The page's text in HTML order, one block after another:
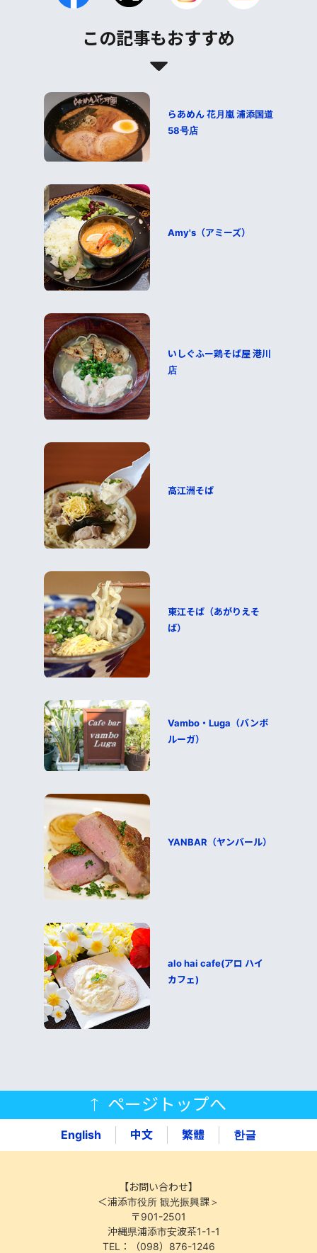
この記事もおすすめ
らあめん 花月嵐 浦添国道
58号店
Amy's（アミーズ）
いしぐふー鶏そば屋 港川
店
高江洲そば
東江そば（あがりえそ
ば）
Vambo・Luga（バンボ
ルーガ）
YANBAR（ヤンバール）
alo hai cafe(アロ ハイ
カフェ)
ページトップへ
English 中文 繁體 한글
【お問い合わせ】
＜浦添市役所 観光振興課＞
〒901-2501
沖縄県浦添市安波茶1-1-1
TEL：（098）876-1246